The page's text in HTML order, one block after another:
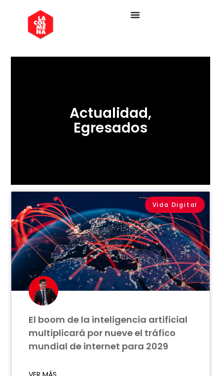
Actualidad,
Egresados
Vida Digital
El boom de la inteligencia artificial
multiplicará por nueve el tráfico
mundial de internet para 2029